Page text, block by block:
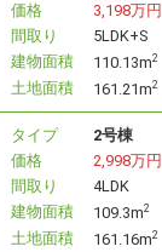
何から始めれば
豊富なスタッ
かせ下さい！
価格
3,198万円
間取り
5LDK+S
建物面積
110.13m2
土地面積 161.21m2
タイプ
2号棟
価格
2,998万円
間取り
4LDK
建物面積
109.3m2
土地面積 161.16m2